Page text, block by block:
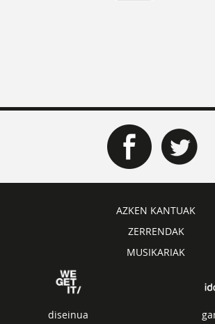
AZKEN KANTUAK
ZERRENDAK
MUSIKARIAK
diseinua